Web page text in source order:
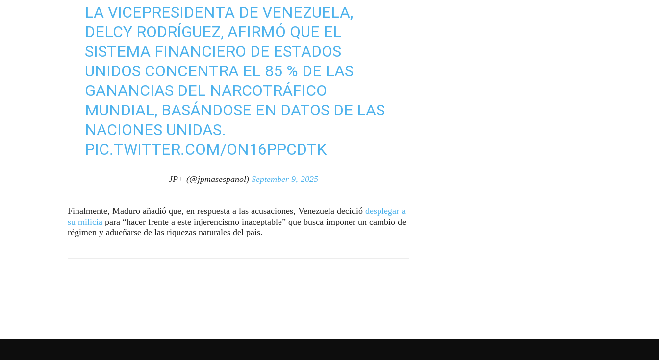
LA VICEPRESIDENTA DE VENEZUELA,
DELCY RODRÍGUEZ, AFIRMÓ QUE EL
SISTEMA FINANCIERO DE ESTADOS
UNIDOS CONCENTRA EL 85 % DE LAS
GANANCIAS DEL NARCOTRÁFICO
MUNDIAL, BASÁNDOSE EN DATOS DE LAS
NACIONES UNIDAS.
PIC.TWITTER.COM/ON16PPCDTK
— JP+ (@jpmasespanol) September 9, 2025
Finalmente, Maduro añadió que, en respuesta a las acusaciones, Venezuela decidió desplegar a
su milicia para “hacer frente a este injerencismo inaceptable” que busca imponer un cambio de
régimen y adueñarse de las riquezas naturales del país.